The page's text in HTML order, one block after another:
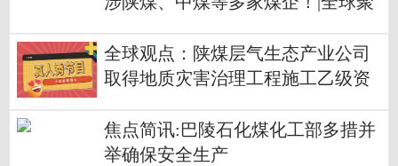
全球观点：陕煤层气生态产业公司
取得地质灾害治理工程施工乙级资
焦点简讯:巴陵石化煤化工部多措并
举确保安全生产